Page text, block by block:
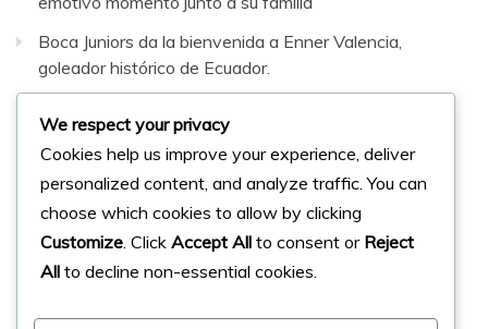
Boca Juniors da la bienvenida a Enner Valencia,
goleador histórico de Ecuador.
Internacional de los Testigos de Jehová en Quito
Facebook
Instagram
Twitter
© 2023 Micharts. Todos los derechos reservados.
We respect your privacy
Cookies help us improve your experience, deliver
personalized content, and analyze traffic. You can
choose which cookies to allow by clicking
Customize . Click Accept All to consent or Reject
All to decline non-essential cookies.